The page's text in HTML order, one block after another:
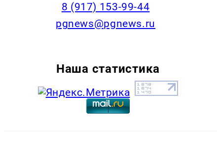
‭8 (917) 153-99-44
pgnews@pgnews.ru
Наша статистика